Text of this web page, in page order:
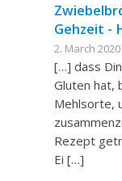
Gehzeit -
2. March
[…] dass
Gluten hat,
Mehlsorte,
Rezept
Ei […]